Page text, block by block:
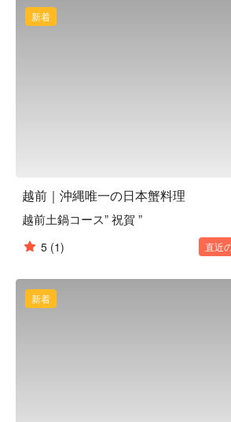
蟹刺し：鮮度抜群の蟹をダイレクトにご
蟹しゃぶ：蟹の身の甘み・旨みを味わえ
新着
越前｜沖縄唯一の日本蟹料理
越前土鍋コース” 祝賀 ”
5 (1) 直近
新着